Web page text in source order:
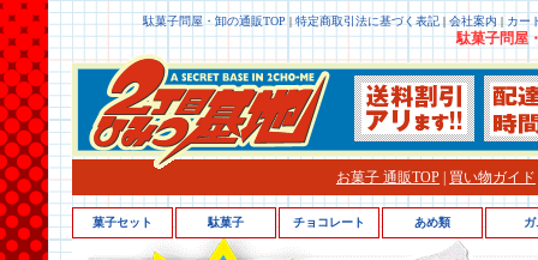
駄菓子問屋・卸の通販TOP | 特定商取引法に基づく表記 | 会社案内 | カー
駄菓子問屋
お菓子 通販TOP 買い物ガイド